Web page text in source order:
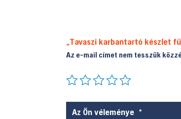
„Tavaszi karbantartó készlet
Az e-mail címet nem tesszük